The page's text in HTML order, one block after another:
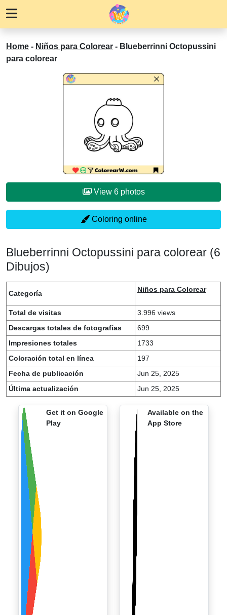
Home - Niños para Colorear - Blueberrinni Octopussini
para colorear
View 6 photos
Coloring online
Blueberrinni Octopussini para colorear (6
Dibujos)
Categoría Niños para Colorear
Total de visitas
3.996 views
Descargas totales de fotografías
699
Impresiones totales
1733
Coloración total en línea
197
Fecha de publicación
Jun 25, 2025
Última actualización
Jun 25, 2025
Get it on Google
Play
Available on the
App Store